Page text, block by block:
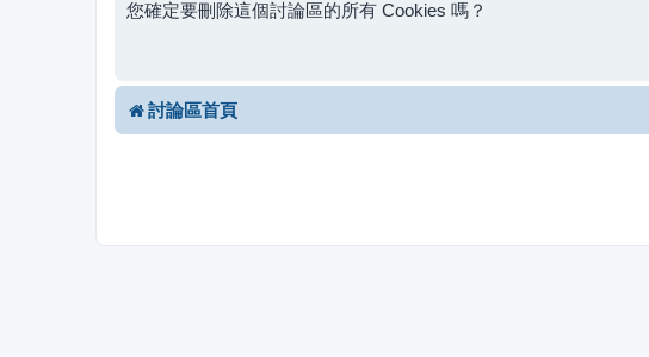
您確定要刪除這個討論區的所有 Cookies 嗎？
討論區首頁